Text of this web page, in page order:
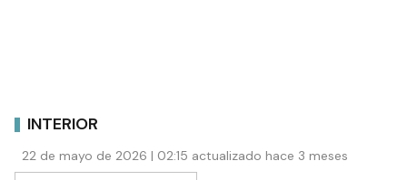
INTERIOR
22 de mayo de 2026 | 02:15 actualizado hace 3 meses